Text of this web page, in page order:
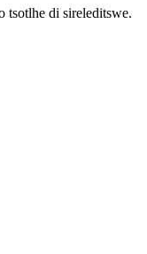
tsotlhe di sireleditswe.